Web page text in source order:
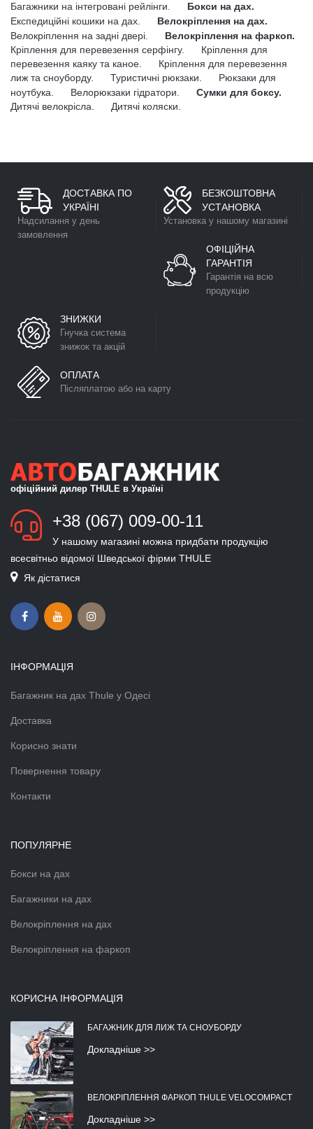
Багажники на інтегровані рейлінги.
Бокси на дах.
Експедиційні кошики на дах.
Велокріплення на дах.
Велокріплення на задні двері.
Велокріплення на фаркоп.
Кріплення для перевезення серфінгу.
Кріплення для
перевезення каяку та каное.
Кріплення для перевезення
лиж та сноуборду.
Туристичні рюкзаки.
Рюкзаки для
ноутбука.
Велорюкзаки гідратори.
Сумки для боксу.
Дитячі велокрісла.
Дитячі коляски.
ДОСТАВКА ПО
УКРАЇНІ
Надсилання у день
замовлення
БЕЗКОШТОВНА
УСТАНОВКА
Установка у нашому магазині
ОФІЦІЙНА
ГАРАНТІЯ
Гарантія на всю
продукцію
ЗНИЖКИ
Гнучка система
знижок та акцій
ОПЛАТА
Післяплатою або на карту
офіційний дилер THULE в Україні
+38 (067) 009-00-11
У нашому магазині можна придбати продукцію
всесвітньо відомої Шведської фірми THULE
Як дістатися
ІНФОРМАЦІЯ
Багажник на дах Thule у Одесі
Доставка
Корисно знати
Повернення товару
Контакти
ПОПУЛЯРНЕ
Бокси на дах
Багажники на дах
Велокріплення на дах
Велокріплення на фаркоп
КОРИСНА ІНФОРМАЦІЯ
БАГАЖНИК ДЛЯ ЛИЖ ТА СНОУБОРДУ
Докладніше >>
ВЕЛОКРІПЛЕННЯ ФАРКОП THULE VELOCOMPACT
Докладніше >>